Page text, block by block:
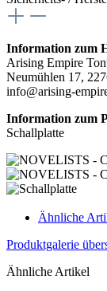
Information zum
Arising Empire
Neumühlen 17,
info@arising-
Information zum
Schallplatte
Ähnliche
Produktgalerie
Ähnliche Artikel